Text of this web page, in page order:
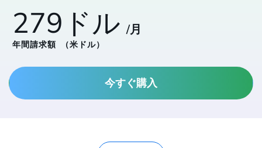
279ドル /月
年間請求額 （米ドル）
今すぐ購入